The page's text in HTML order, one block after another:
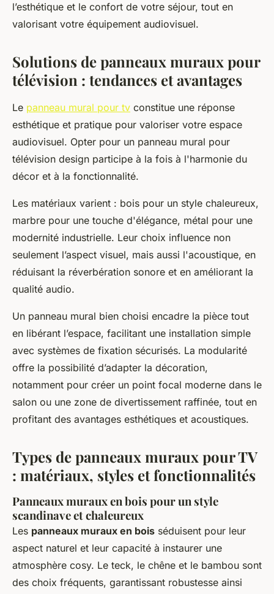
l’esthétique et le confort de votre séjour, tout en
valorisant votre équipement audiovisuel.
Solutions de panneaux muraux pour
télévision : tendances et avantages
Le panneau mural pour tv constitue une réponse
esthétique et pratique pour valoriser votre espace
audiovisuel. Opter pour un panneau mural pour
télévision design participe à la fois à l'harmonie du
décor et à la fonctionnalité.
Les matériaux varient : bois pour un style chaleureux,
marbre pour une touche d'élégance, métal pour une
modernité industrielle. Leur choix influence non
seulement l’aspect visuel, mais aussi l'acoustique, en
réduisant la réverbération sonore et en améliorant la
qualité audio.
Un panneau mural bien choisi encadre la pièce tout
en libérant l’espace, facilitant une installation simple
avec systèmes de fixation sécurisés. La modularité
offre la possibilité d’adapter la décoration,
notamment pour créer un point focal moderne dans le
salon ou une zone de divertissement raffinée, tout en
profitant des avantages esthétiques et acoustiques.
Types de panneaux muraux pour TV
: matériaux, styles et fonctionnalités
Panneaux muraux en bois pour un style
scandinave et chaleureux
Les panneaux muraux en bois séduisent pour leur
aspect naturel et leur capacité à instaurer une
atmosphère cosy. Le teck, le chêne et le bambou sont
des choix fréquents, garantissant robustesse ainsi